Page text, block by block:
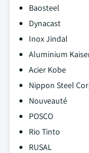
Baosteel
Dynacast
Inox Jindal
Aluminium
Acier Kobe
Nippon Steel
Nouveauté
POSCO
Rio Tinto
RUSAL